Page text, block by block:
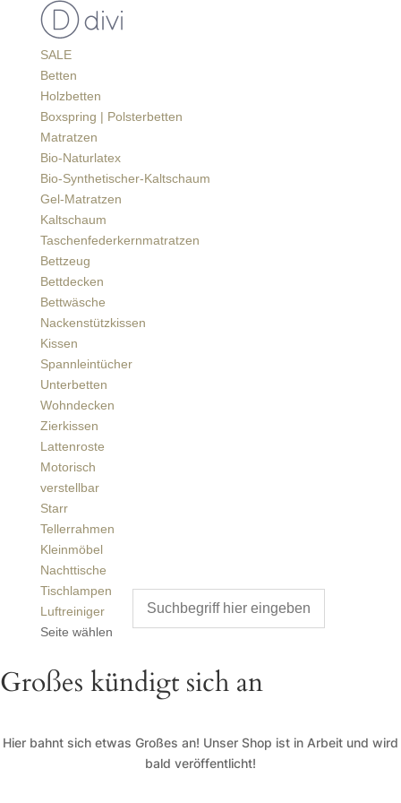
SALE
Betten
Holzbetten
Boxspring | Polsterbetten
Matratzen
Bio-Naturlatex
Bio-Synthetischer-Kaltschaum
Gel-Matratzen
Kaltschaum
Taschenfederkernmatratzen
Bettzeug
Bettdecken
Bettwäsche
Nackenstützkissen
Kissen
Spannleintücher
Unterbetten
Wohndecken
Zierkissen
Lattenroste
Motorisch
verstellbar
Starr
Tellerrahmen
Kleinmöbel
Nachttische
Tischlampen
Luftreiniger
Seite wählen
Großes kündigt sich an
Hier bahnt sich etwas Großes an! Unser Shop ist in Arbeit und wird
bald veröffentlicht!